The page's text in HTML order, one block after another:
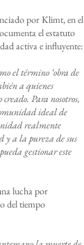
por Klimt, en el
el estatuto
activa e influyente:
el término ‘obra de
a quienes
Para nosotros,
ideal de
realmente
y a la pureza de sus
gestionar este
lucha por
del tiempo